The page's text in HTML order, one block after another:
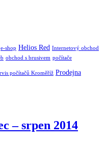
e-shop Helios Red Internetový obchod
obchod s brusivem počítače
počítačů Kroměříž Prodejna
– srpen 2014